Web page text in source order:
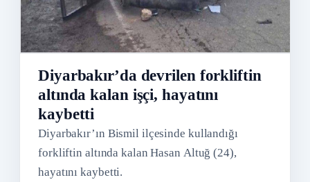
Diyarbakır’da devrilen forkliftin
altında kalan işçi, hayatını
kaybetti
Diyarbakır’ın Bismil ilçesinde kullandığı
forkliftin altında kalan Hasan Altuğ (24),
hayatını kaybetti.